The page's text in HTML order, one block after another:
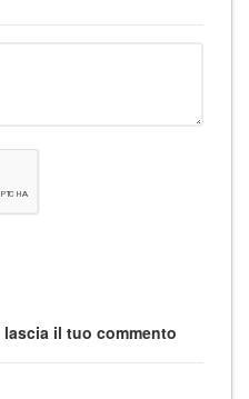
il tuo commento